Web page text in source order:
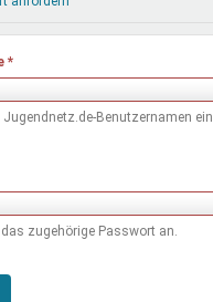
*
Jugendnetz.de-Benutzernamen ein.
das zugehörige Passwort an.